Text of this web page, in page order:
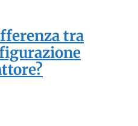
tra